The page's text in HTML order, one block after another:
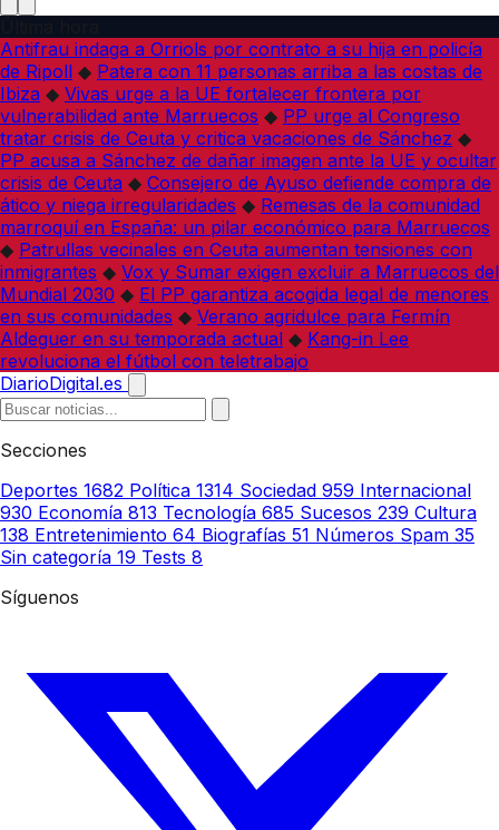
Antifrau indaga a Orriols por contrato a su hija en policía
de Ripoll ◆ Patera con 11 personas arriba a las costas de
Ibiza ◆ Vivas urge a la UE fortalecer frontera por
vulnerabilidad ante Marruecos ◆ PP urge al Congreso
tratar crisis de Ceuta y critica vacaciones de Sánchez ◆
PP acusa a Sánchez de dañar imagen ante la UE y ocultar
crisis de Ceuta ◆ Consejero de Ayuso defiende compra de
ático y niega irregularidades ◆ Remesas de la comunidad
marroquí en España: un pilar económico para Marruecos
◆ Patrullas vecinales en Ceuta aumentan tensiones con
inmigrantes ◆ Vox y Sumar exigen excluir a Marruecos del
Mundial 2030 ◆ El PP garantiza acogida legal de menores
en sus comunidades ◆ Verano agridulce para Fermín
Aldeguer en su temporada actual ◆ Kang-in Lee
revoluciona el fútbol con teletrabajo
DiarioDigital.es
Secciones
Deportes 1682 Política 1314 Sociedad 959 Internacional
930 Economía 813 Tecnología 685 Sucesos 239 Cultura
138 Entretenimiento 64 Biografías 51 Números Spam 35
Sin categoría 19 Tests 8
Síguenos